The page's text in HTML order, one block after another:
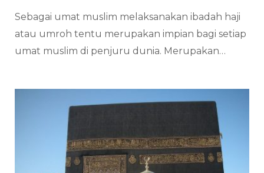
Sebagai umat muslim melaksanakan ibadah haji
atau umroh tentu merupakan impian bagi setiap
umat muslim di penjuru dunia. Merupakan…